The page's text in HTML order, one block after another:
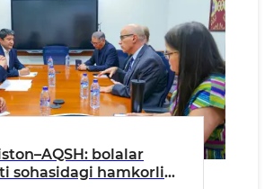
bolalar
sohasidagi hamkorlik